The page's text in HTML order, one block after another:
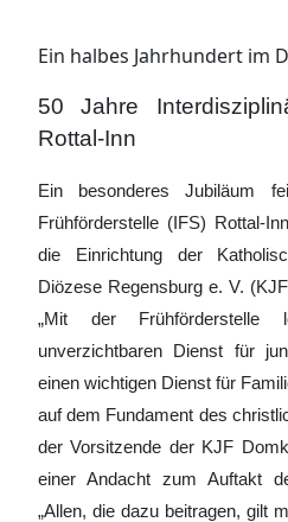
Ein halbes Jahrhundert im
50 Jahre
Rottal-Inn
Ein besonderes Jubiläum
Frühförderstelle (IFS) Rottal-
die Einrichtung der
Diözese Regensburg e. V.
„Mit der
unverzichtbaren Dienst für
einen wichtigen Dienst für
auf dem Fundament des
der Vorsitzende der KJF
einer Andacht zum Auftakt
„Allen, die dazu beitragen, gilt